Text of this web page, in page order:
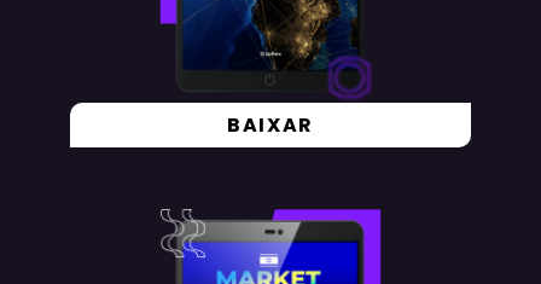
BAIXAR